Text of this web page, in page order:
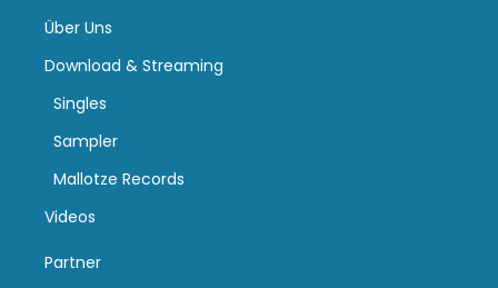
Über Uns
Download & Streaming
Singles
Sampler
Mallotze Records
Videos
Partner